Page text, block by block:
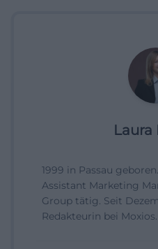
Laura
1999 in Passau
Assistant Marketing
Group tätig. Seit
Redakteurin bei